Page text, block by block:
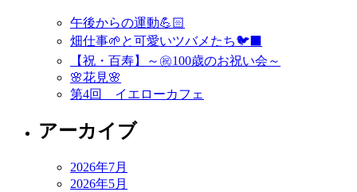
午後からの運動💪🏻
畑仕事🌱と可愛いツバメたち🐦‍⬛
【祝・百寿】～㊗️100歳のお祝い会～
🌸花見🌸
第4回 イエローカフェ
アーカイブ
2026年7月
2026年5月